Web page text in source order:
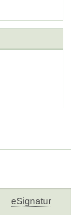
eSignatur